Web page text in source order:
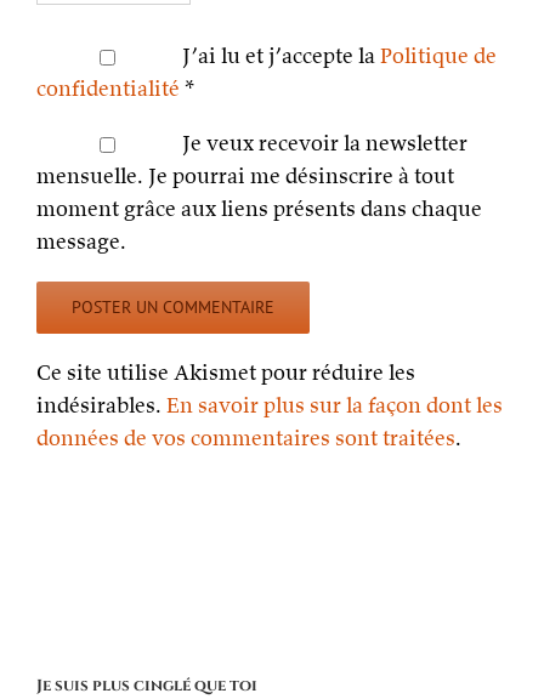
J’ai lu et j’accepte laPolitique de
confidentialité *
Je veux recevoir la newsletter
mensuelle. Je pourrai me désinscrire à tout
moment grâce aux liens présents dans chaque
message.
Ce site utilise Akismet pour réduire les
indésirables. En savoir plus sur la façon dont les
données de vos commentaires sont traitées.
Je suis plus cinglé que toi